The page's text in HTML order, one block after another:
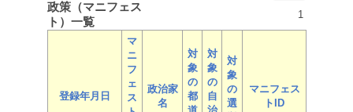
政策（マニフェス
ト）一覧
1
登録年月日
マ
ニ
フ
ェ
ス
政治家
名
対
象
の
都
対
象
の
自
対
象
の
選
マニフェス
トID